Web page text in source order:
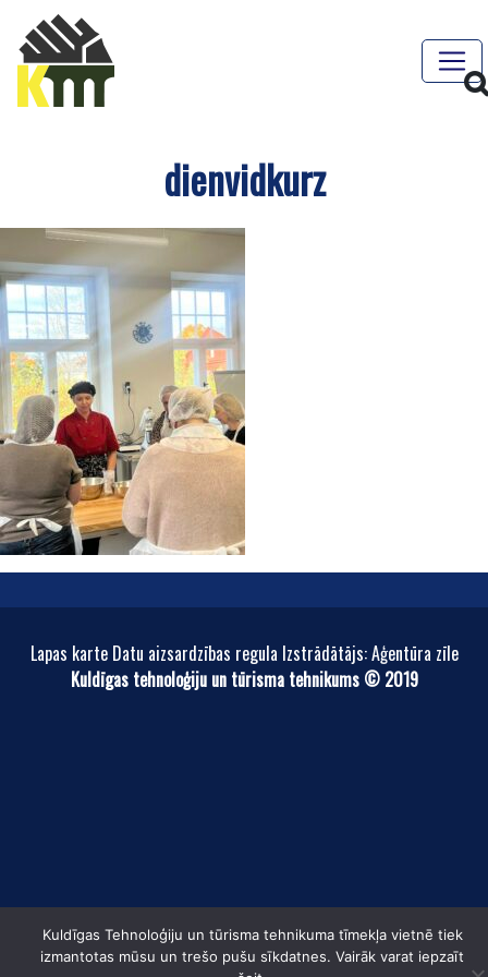
dienvidkurz
Lapas karte Datu aizsardzības regula Izstrādātājs: Aģentūra zīle
Kuldīgas tehnoloģiju un tūrisma tehnikums © 2019
Kuldīgas Tehnoloģiju un tūrisma tehnikuma tīmekļa vietnē tiek
izmantotas mūsu un trešo pušu sīkdatnes. Vairāk varat iepzaīt